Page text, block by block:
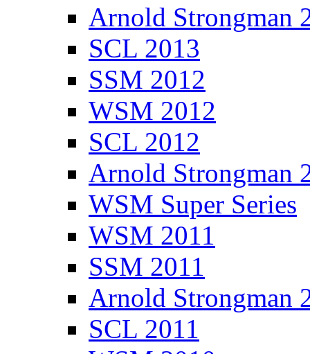
Arnold Strongman
SCL 2013
SSM 2012
WSM 2012
SCL 2012
Arnold Strongman
WSM Super Series
WSM 2011
SSM 2011
Arnold Strongman
SCL 2011